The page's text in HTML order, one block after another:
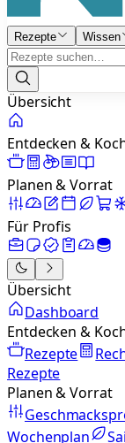
Rezepte Wissen
Übersicht
Entdecken &
Planen & Vorrat
Für Profis
Übersicht
Dashboard
Entdecken &
Rezepte
Rezepte
Planen & Vorrat
Wochenplan